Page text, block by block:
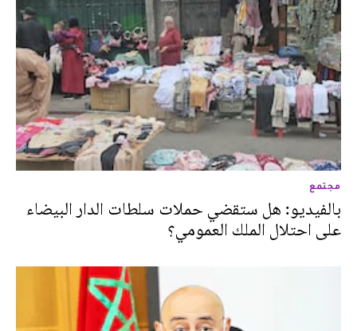
مجتمع
بالفيديو: هل ستقضي حملات سلطات الدار البيضاء
على احتلال الملك العمومي؟